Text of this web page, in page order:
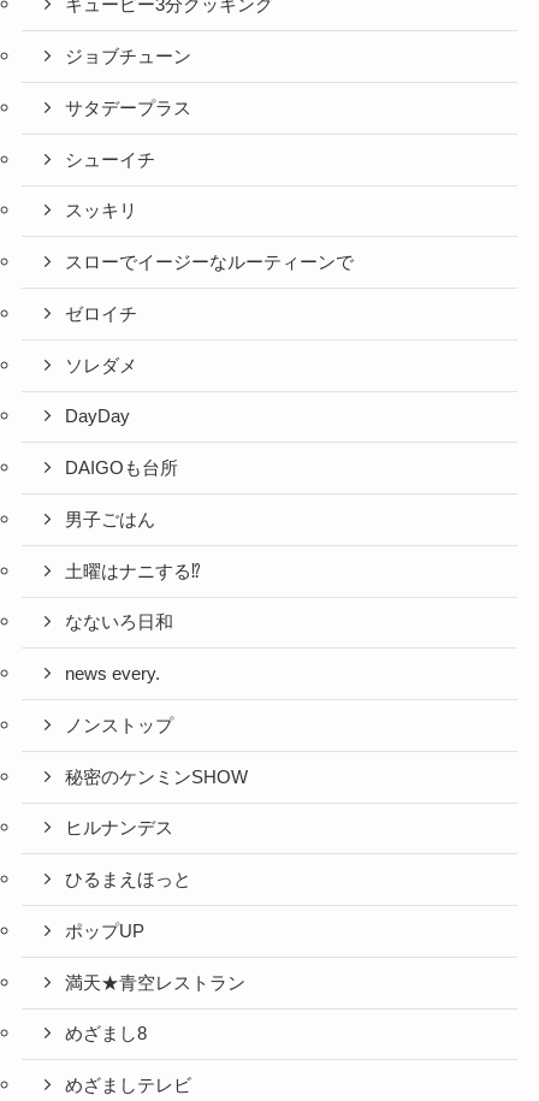
キューピー3分クッキング
ジョブチューン
サタデープラス
シューイチ
スッキリ
スローでイージーなルーティーンで
ゼロイチ
ソレダメ
DayDay
DAIGOも台所
男子ごはん
土曜はナニする⁉
なないろ日和
news every.
ノンストップ
秘密のケンミンSHOW
ヒルナンデス
ひるまえほっと
ポップUP
満天★青空レストラン
めざまし8
めざましテレビ